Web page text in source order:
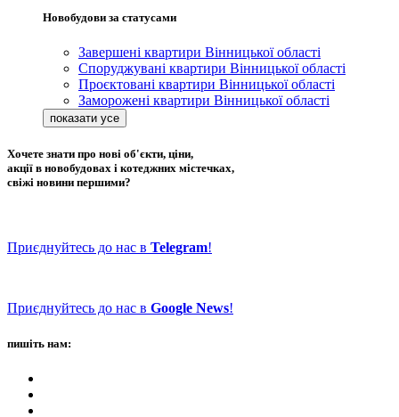
Новобудови за статусами
Завершені квартири Вінницької області
Споруджувані квартири Вінницької області
Проєктовані квартири Вінницької області
Заморожені квартири Вінницької області
Хочете знати про нові об'єкти, ціни,
акції в новобудовах і котеджних містечках,
свіжі новини першими?
Приєднуйтесь до нас в Telegram!
Приєднуйтесь до нас в Google News!
пишіть нам: